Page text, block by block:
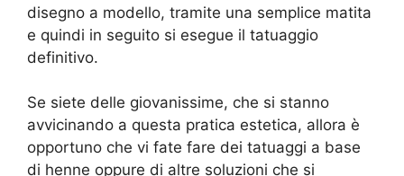
disegno a modello, tramite una semplice matita
e quindi in seguito si esegue il tatuaggio
definitivo.
Se siete delle giovanissime, che si stanno
avvicinando a questa pratica estetica, allora è
opportuno che vi fate fare dei tatuaggi a base
di henne oppure di altre soluzioni che si